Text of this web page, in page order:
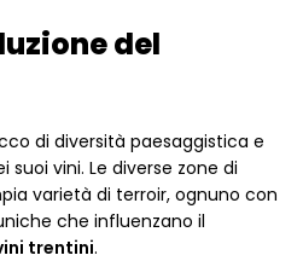
del
di diversità paesaggistica e
vini. Le diverse zone di
varietà di terroir, ognuno con
che influenzano il
trentini.